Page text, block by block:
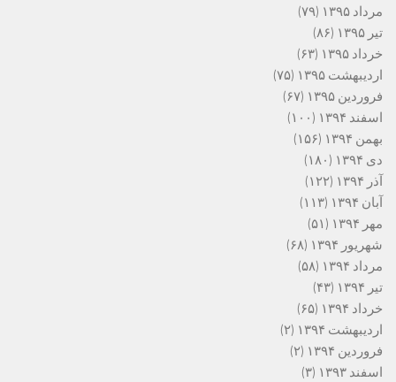
مرداد ۱۳۹۵
(۷۹)
تیر ۱۳۹۵
(۸۶)
خرداد ۱۳۹۵
(۶۳)
اردیبهشت ۱۳۹۵
(۷۵)
فروردین ۱۳۹۵
(۶۷)
اسفند ۱۳۹۴
(۱۰۰)
بهمن ۱۳۹۴
(۱۵۶)
دی ۱۳۹۴
(۱۸۰)
آذر ۱۳۹۴
(۱۲۲)
آبان ۱۳۹۴
(۱۱۳)
مهر ۱۳۹۴
(۵۱)
شهریور ۱۳۹۴
(۶۸)
مرداد ۱۳۹۴
(۵۸)
تیر ۱۳۹۴
(۴۳)
خرداد ۱۳۹۴
(۶۵)
اردیبهشت ۱۳۹۴
(۲)
فروردین ۱۳۹۴
(۲)
اسفند ۱۳۹۳
(۳)